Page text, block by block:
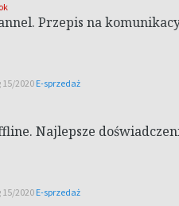
Przepis na
2020E-sprzedaż
Najlepsze
2020E-sprzedaż